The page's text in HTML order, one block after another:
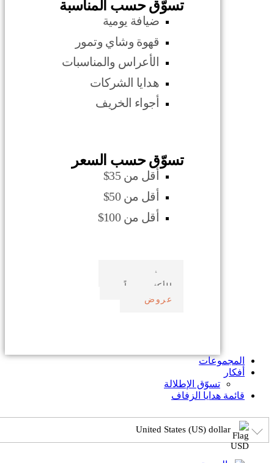
تسوّق حسب المناسبة
ضيافة يومية
قهوة وشاي وتمور
الأعراس والمناسبات
هدايا الشركات
أجواء الخريف
تسوّق حسب السعر
أقل من 35$
أقل من 50$
أقل من 100$
صدف بحري
الأكثر مبيعاً
عروض
المجموعات
أفكار
تسوّق الإطلالة
قائمة هدايا الزفاف
United States (US) dollar